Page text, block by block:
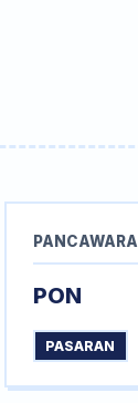
PANCAWARA
PON
PASARAN